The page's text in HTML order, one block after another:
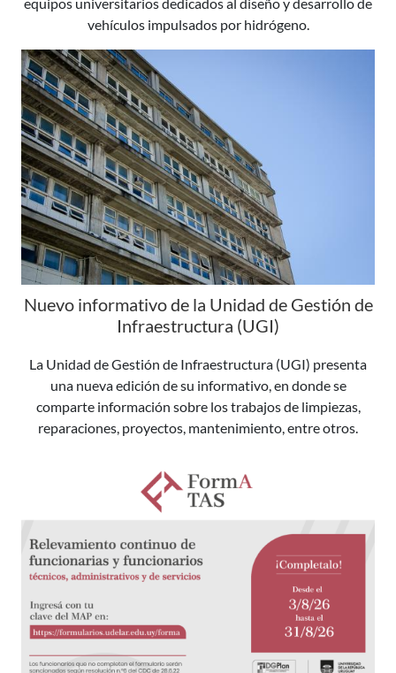
vehículos impulsados por hidrógeno.
Nuevo informativo de la Unidad de Gestión de
Infraestructura (UGI)
La Unidad de Gestión de Infraestructura (UGI) presenta
una nueva edición de su informativo, en donde se
comparte información sobre los trabajos de limpiezas,
reparaciones, proyectos, mantenimiento, entre otros.